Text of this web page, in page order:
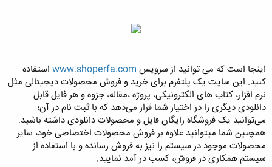
اینجا است که می توانید از سرویس www.shoperfa.com استفاده
کنید. این سایت یک پلتفرم برای خرید و فروش محصولات دیجیتالی مثل
نرم افزار، کتاب های الکترونیکی، پروژه ،مقاله، جزوه و هر فایل قابل
دانلودی دیگری را در اختیار شما قرار می‌دهد که با ثبت نام در آن؛
می‌توانید یک فروشگاه رایگان فایل و محصولات دانلودی داشته باشید.
همچنین شما میتوانید علاوه بر فروش محصولات اختصاصی خود، سایر
محصولات موجود در سیستم را نیز به فروش رسانده و با استفاده از
سیستم همکاری در فروش، کسب در آمد نمایید.